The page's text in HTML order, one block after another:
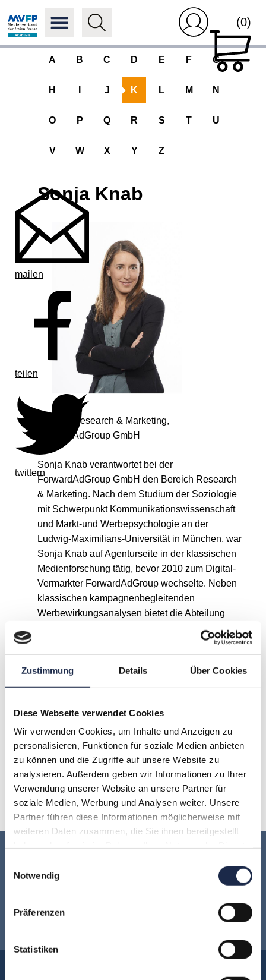
Zustimmung Details Über Cookies
Diese Webseite verwendet Cookies
Wir verwenden Cookies, um Inhalte und Anzeigen zu
personalisieren, Funktionen für soziale Medien anbieten
zu können und die Zugriffe auf unsere Website zu
analysieren. Außerdem geben wir Informationen zu Ihrer
Verwendung unserer Website an unsere Partner für
soziale Medien, Werbung und Analysen weiter. Unsere
Partner führen diese Informationen möglicherweise mit
weiteren Daten zusammen, die Sie ihnen bereitgestellt
Notwendig
Präferenzen
Statistiken
(0)
A B C D E F G
H J K L M N
O P Q R S T U
V W X Y Z
mailen
teilen
twittern
Sonja Knab
Director Research & Marketing,
ForwardAdGroup GmbH
Sonja Knab verantwortet bei der
ForwardAdGroup GmbH den Bereich Research
& Marketing. Nach dem Studium der Soziologie
mit Schwerpunkt Kommunikationswissenschaft
und Markt-und Werbepsychologie an der
Ludwig-Maximilians-Universität in München, war
Sonja Knab auf Agenturseite in der klassischen
Medienforschung tätig, bevor 2010 zum Digital-
Vermarkter ForwardAdGroup wechselte. Neben
klassischen kampagnenbegleitenden
Werbewirkungsanalysen bietet die Abteilung
Research bei der ForwardAdGroup seinen
Marktforschungs-Zusatzleistungen an.
A B C D E
H J K L
O P Q R S T U
V W X Y Z
MVFP Akademie